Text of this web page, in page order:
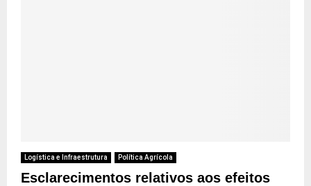
Logística e Infraestrutura Política Agrícola
Esclarecimentos relativos aos efeitos